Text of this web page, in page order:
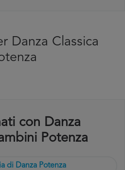
Danza Classica
con Danza
Potenza
di Danza Potenza